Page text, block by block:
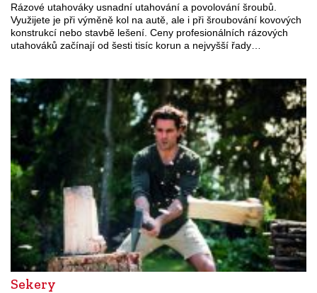
Rázové utahováky usnadní utahování a povolování šroubů.
Využijete je při výměně kol na autě, ale i při šroubování kovových
konstrukcí nebo stavbě lešení. Ceny profesionálních rázových
utahováků začínají od šesti tisíc korun a nejvyšší řady…
Sekery